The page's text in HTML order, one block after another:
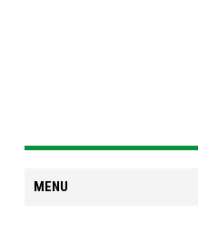
MENU